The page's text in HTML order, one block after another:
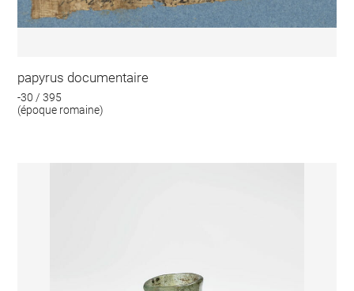
papyrus documentaire
-30 / 395
(époque romaine)